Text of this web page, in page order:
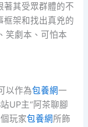
著其受眾群體的不
框架和找出真兇的
笑劇本、可怕本
以作為包養網一
UP主“阿茶聊腳
玩家包養網所飾